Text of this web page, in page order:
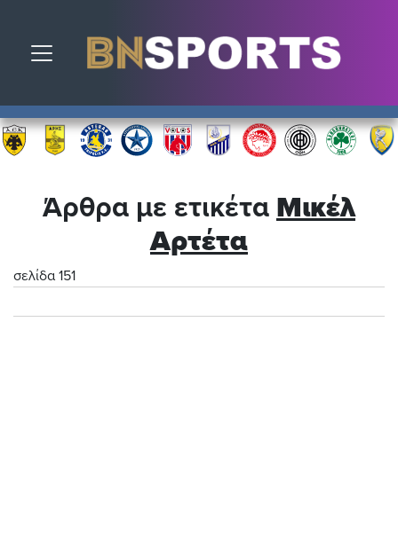
Toggle navigation
Άρθρα με ετικέτα Μικέλ
Αρτέτα
σελίδα 151